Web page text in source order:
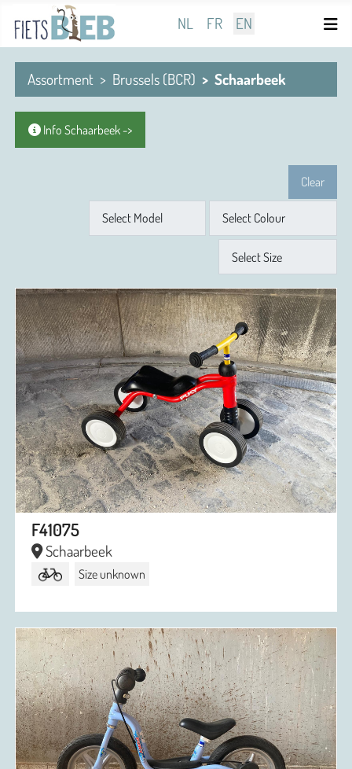
Select your language
NL FR EN
Assortment Brussels (BCR) Schaarbeek
Info Schaarbeek ->
Clear
Model
Colour
Size
F41075
Schaarbeek
Size unknown